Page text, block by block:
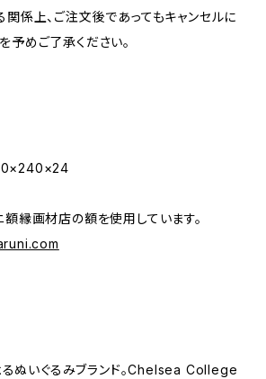
係上、ご注文後であってもキャンセルに
めご了承ください。
縁画材店の額を使用しています。
るぬいぐるみブランド。Chelsea College